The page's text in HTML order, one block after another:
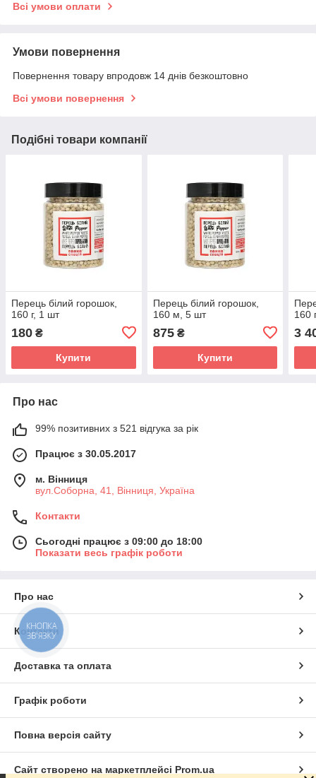
Всі умови оплати
Умови повернення
Повернення товару впродовж 14 днів безкоштовно
Всі умови повернення
Подібні товари компанії
Перець білий горошок,
160 г, 1 шт
180 ₴
Купити
Перець білий горошок,
160 м, 5 шт
875₴
Купити
160
3
Про нас
99% позитивних з 521 відгука за рік
Працює з 30.05.2017
м. Вінниця
вул.Соборна, 41, Вінниця, Україна
Контакти
Сьогодні працює з 09:00 до 18:00
Показати весь графік роботи
Про нас
Контакти
Доставка та оплата
Графік роботи
Повна версія сайту
Сайт створено на маркетплейсі Prom.ua
КНОПКА
ЗВ'ЯЗКУ